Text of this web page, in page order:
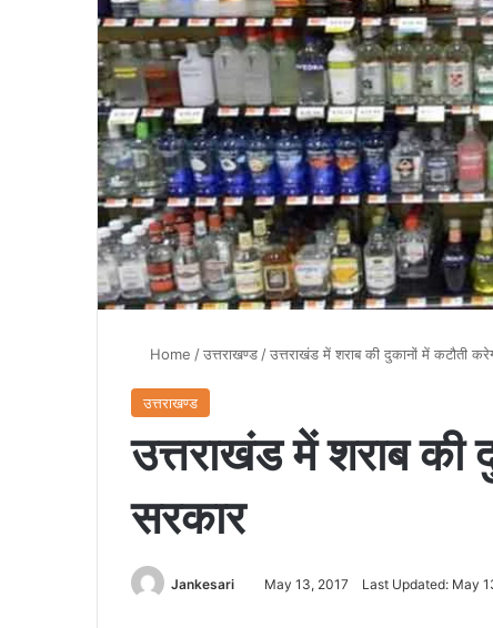
Home /उत्तराखण्ड /उत्तराखंड में शराब की दुकानों में कटौती
उत्तराखण्ड
उत्तराखंड में शराब की
सरकार
Jankesari May 13, 2017 Last Updated: May